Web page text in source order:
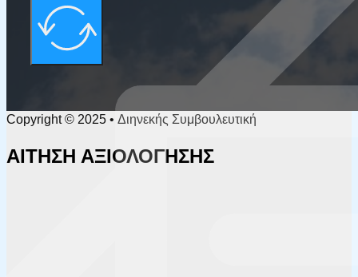
Copyright © 2025 • Διηνεκής Συμβουλευτική
ΑΙΤΗΣΗ ΑΞΙΟΛΟΓΗΣΗΣ